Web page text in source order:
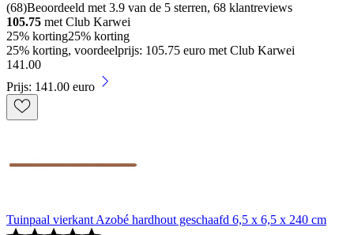
(68)Beoordeeld met 3.9 van de 5 sterren, 68 klantreviews
105.75 met Club Karwei
25% korting25% korting
25% korting, voordeelprijs: 105.75 euro met Club Karwei
141 .00
Prijs: 141.00 euro
Tuinpaal vierkant Azobé hardhout geschaafd 6,5 x 6,5 x 240 cm